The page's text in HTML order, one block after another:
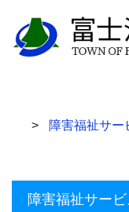
障害福祉サー
障害福祉サー